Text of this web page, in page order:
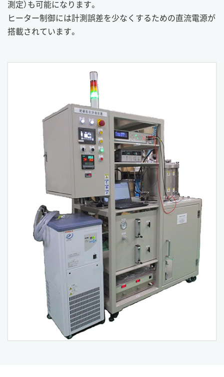
測定）も可能になります。
ヒーター制御には計測誤差を少なくするための直流電源が
搭載されています。